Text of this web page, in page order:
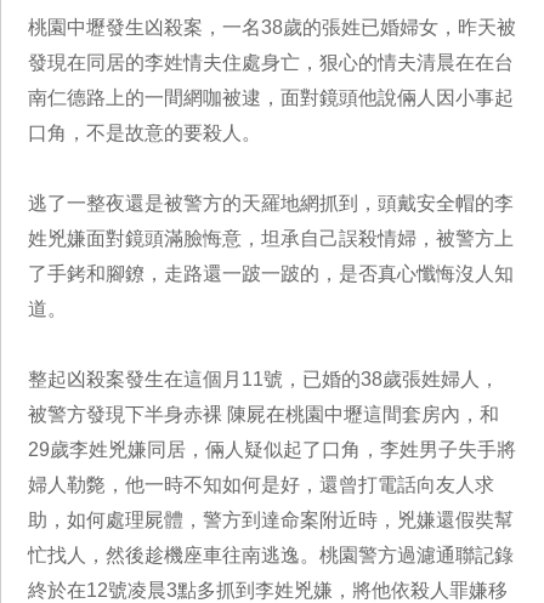
桃園中壢發生凶殺案，一名38歲的張姓已婚婦女，昨天被
發現在同居的李姓情夫住處身亡，狠心的情夫清晨在在台
南仁德路上的一間網咖被逮，面對鏡頭他說倆人因小事起
口角，不是故意的要殺人。
逃了一整夜還是被警方的天羅地網抓到，頭戴安全帽的李
姓兇嫌面對鏡頭滿臉悔意，坦承自己誤殺情婦，被警方上
了手銬和腳鐐，走路還一跛一跛的，是否真心懺悔沒人知
道。
整起凶殺案發生在這個月11號，已婚的38歲張姓婦人，
被警方發現下半身赤裸 陳屍在桃園中壢這間套房內，和
29歲李姓兇嫌同居，倆人疑似起了口角，李姓男子失手將
婦人勒斃，他一時不知如何是好，還曾打電話向友人求
助，如何處理屍體，警方到達命案附近時，兇嫌還假奘幫
忙找人，然後趁機座車往南逃逸。桃園警方過濾通聯記錄
終於在12號凌晨3點多抓到李姓兇嫌，將他依殺人罪嫌移